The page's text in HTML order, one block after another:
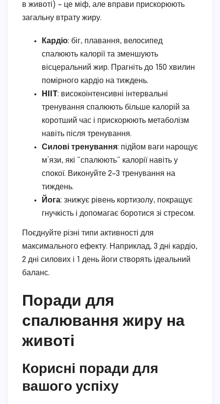
в животі) – це міф, але вправи прискорюють
загальну втрату жиру.
Кардіо: біг, плавання, велосипед
спалюють калорії та зменшують
вісцеральний жир. Прагніть до 150 хвилин
помірного кардіо на тиждень.
HIIT: високоінтенсивні інтервальні
тренування спалюють більше калорій за
коротший час і прискорюють метаболізм
навіть після тренування.
Силові тренування: підйом ваги нарощує
м’язи, які “спалюють” калорії навіть у
спокої. Виконуйте 2–3 тренування на
тиждень.
Йога: знижує рівень кортизолу, покращує
гнучкість і допомагає боротися зі стресом.
Поєднуйте різні типи активності для
максимального ефекту. Наприклад, 3 дні кардіо,
2 дні силових і 1 день йоги створять ідеальний
баланс.
Поради для
спалювання жиру на
животі
Корисні поради для
вашого успіху